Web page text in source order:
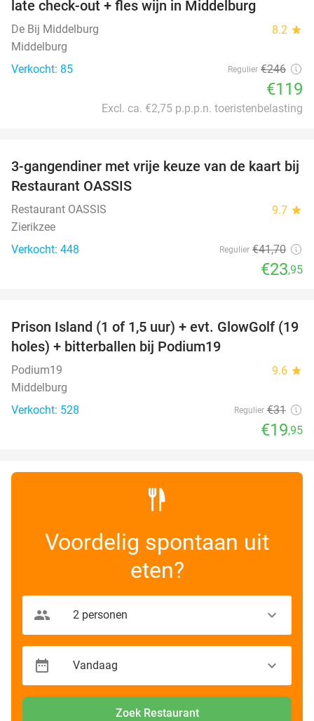
late check-out + fles wijn in Middelburg
De Bij Middelburg 8.2 star
Middelburg
Verkocht: 85
Regulier €246
€119
Excl. ca. €2,75 p.p.p.n. toeristenbelasting
43%
3-gangendiner met vrije keuze van de kaart bij
Restaurant OASSIS
Restaurant OASSIS 9.7 star
Zierikzee
Verkocht: 448
Regulier €41,70
€23,95
36%
Prison Island (1 of 1,5 uur) + evt. GlowGolf (19
holes) + bitterballen bij Podium19
Podium19 9.6 star
Middelburg
Verkocht: 528
Regulier €31
€19,95
Voordelig spontaan uit
eten?
Zoek Restaurant